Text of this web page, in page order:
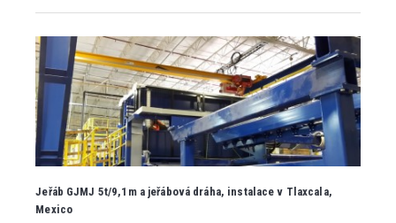
Jeřáb GJMJ 5t/9,1m a jeřábová dráha, instalace v Tlaxcala,
Mexico